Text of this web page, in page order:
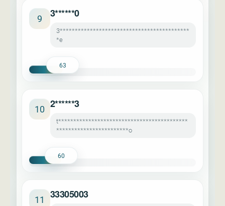
9 3******0
3*******************************************
*e
63
10 2******3
t*******************************************
************************o
60
11 33305003